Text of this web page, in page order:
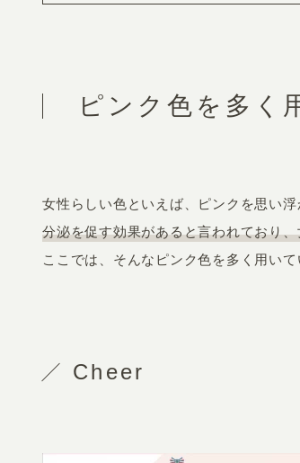
社会貢献活動
ピンク色を多く
女性らしい色といえば、ピンクを思い浮
分泌を促す効果があると言われており
ここでは、そんなピンク色を多く用い
Cheer